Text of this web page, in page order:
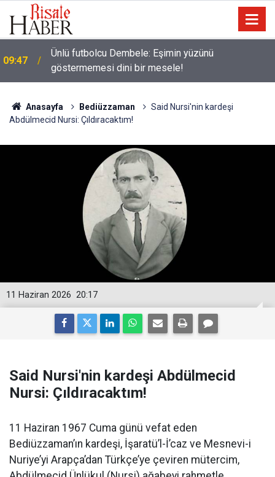
09:47
Ünlü futbolcu Dembele: Eşimin yüzünü
göstermemesi dini bir mesele!
Anasayfa Bediüzzaman
Said Nursi'nin kardeşi
Abdülmecid Nursi: Çıldıracaktım!
20:17
11 Haziran 2026
Said Nursi'nin kardeşi Abdülmecid
Nursi: Çıldıracaktım!
11 Haziran 1967 Cuma günü vefat eden
Bediüzzaman’ın kardeşi, İşaratü’l-İ’caz ve Mesnevi-i
Nuriye’yi Arapça’dan Türkçe’ye çeviren mütercim,